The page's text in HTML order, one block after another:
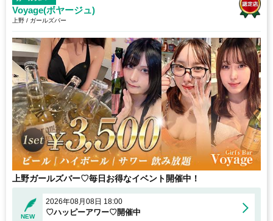
Voyage(ボヤージュ)
上野 / ガールズバー
上野ガールズバー♡毎日お得なイベント開催中！
NEW
2026年08月08日 18:00
♡ハッピーアワー♡開催中